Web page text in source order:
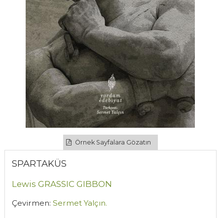
Örnek Sayfalara Gözatın
SPARTAKÜS
Lewis GRASSIC GIBBON
Çevirmen: Sermet Yalçın.